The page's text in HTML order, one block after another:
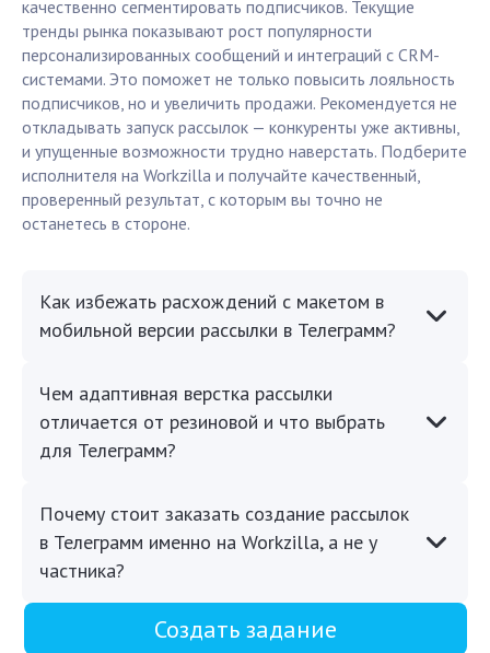
качественно сегментировать подписчиков. Текущие
тренды рынка показывают рост популярности
персонализированных сообщений и интеграций с CRM-
системами. Это поможет не только повысить лояльность
подписчиков, но и увеличить продажи. Рекомендуется не
откладывать запуск рассылок — конкуренты уже активны,
и упущенные возможности трудно наверстать. Подберите
исполнителя на Workzilla и получайте качественный,
проверенный результат, с которым вы точно не
останетесь в стороне.
Как избежать расхождений с макетом в
мобильной версии рассылки в Телеграмм?
Чем адаптивная верстка рассылки
отличается от резиновой и что выбрать
для Телеграмм?
Почему стоит заказать создание рассылок
в Телеграмм именно на Workzilla, а не у
частника?
Создать задание